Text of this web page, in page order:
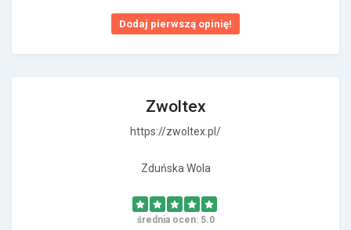
Dodaj pierwszą opinię!
Zwoltex
https://zwoltex.pl/
Zduńska Wola
średnia ocen: 5.0